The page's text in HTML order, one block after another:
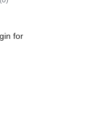
kopsumma
for